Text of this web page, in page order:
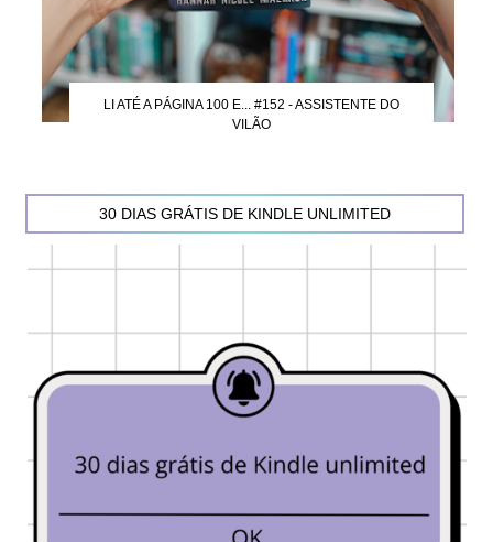
LI ATÉ A PÁGINA 100 E... #152 - ASSISTENTE DO
VILÃO
30 DIAS GRÁTIS DE KINDLE UNLIMITED